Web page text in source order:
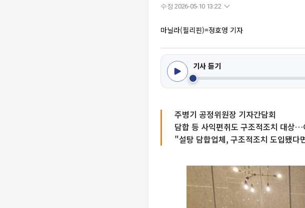
수정 2026-05-10 13:22
마닐라(필리핀)=정호영 기자
기사 듣기
주병기 공정위원장 기자간담회
담합 등 사익편취도 구조적조치 대상…
"설탕 담합업체, 구조적조치 도입됐다